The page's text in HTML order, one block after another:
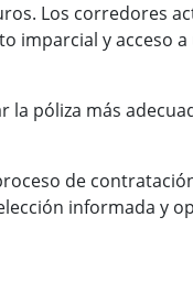
Los corredores
imparcial y acceso
póliza más
de
informada y